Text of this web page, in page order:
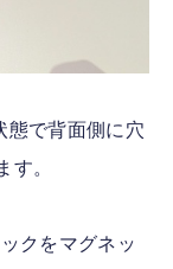
態で背面側に穴
す。
クをマグネッ